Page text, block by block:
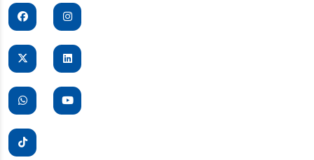
per il buon funzionamento del sito, con “Personalizza”
potrà scegliere quali tipi di cookie saranno installati sul
preferenze cliccando sull’interruttore in basso a sinistra
presente in ogni pagina del nostro sito. Per maggior
informazioni sul trattamento dei suoi dati visiti la nostra
informativa privacy